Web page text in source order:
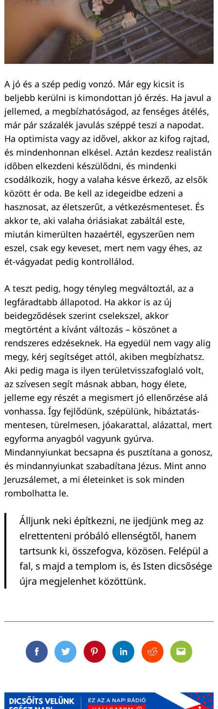
A jó és a szép pedig vonzó. Már egy kicsit is
beljebb kerülni is kimondottan jó érzés. Ha javul a
jellemed, a megbízhatóságod, az fenséges átélés,
már pár százalék javulás széppé teszi a napodat.
Ha optimista vagy az idővel, akkor az kifog rajtad,
és mindenhonnan elkésel. Aztán kezdesz realistán
időben elkezdeni készülődni, és mindenki
csodálkozik, hogy a valaha késve érkező, az elsők
között ér oda. Be kell az idegeidbe edzeni a
hasznosat, az életszerűt, a vétkezésmenteset. És
akkor te, aki valaha óriásiakat zabáltál este,
miután kimerülten hazaértél, egyszerűen nem
eszel, csak egy keveset, mert nem vagy éhes, az
ét-vágyadat pedig kontrollálod.
A teszt pedig, hogy tényleg megváltoztál, az a
legfáradtabb állapotod. Ha akkor is az új
beidegződések szerint cselekszel, akkor
megtörtént a kívánt változás – köszönet a
rendszeres edzéseknek. Ha egyedül nem vagy alig
megy, kérj segítséget attól, akiben megbízhatsz.
Aki pedig maga is ilyen területvisszafoglaló volt,
az szívesen segít másnak abban, hogy élete,
jelleme egy részét a megismert jó ellenőrzése alá
vonhassa. Így fejlődünk, szépülünk, hibáztatás-
mentesen, türelmesen, jóakarattal, alázattal, mert
egyforma anyagból vagyunk gyúrva.
Mindannyiunkat becsapna és pusztítana a gonosz,
és mindannyiunkat szabadítana Jézus. Mint anno
Jeruzsálemet, a mi életeinket is sok minden
rombolhatta le.
Álljunk neki építkezni, ne ijedjünk meg az
elrettenteni próbáló ellenségtől, hanem
tartsunk ki, összefogva, közösen. Felépül a
fal, s majd a templom is, és Isten dicsősége
újra megjelenhet közöttünk.
FacebookTwitterPinterestLinkedinRedditEmail